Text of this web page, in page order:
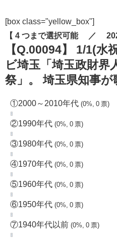
[box class="yellow_box"]
【 4 つまで選択可能 ／
【Q.00094】 1/1(水
ビ埼玉「埼玉政財界
祭」。 埼玉県知事が
①2000～2010年代 (0%, 0 票)
②1990年代 (0%, 0 票)
③1980年代 (0%, 0 票)
④1970年代 (0%, 0 票)
⑤1960年代 (0%, 0 票)
⑥1950年代 (0%, 0 票)
⑦1940年代以前 (0%, 0 票)